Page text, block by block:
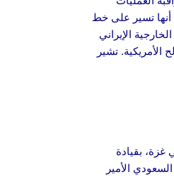
أنها تسير على خط
الإيراني
تشير
غزة، بقيادة
الأمير